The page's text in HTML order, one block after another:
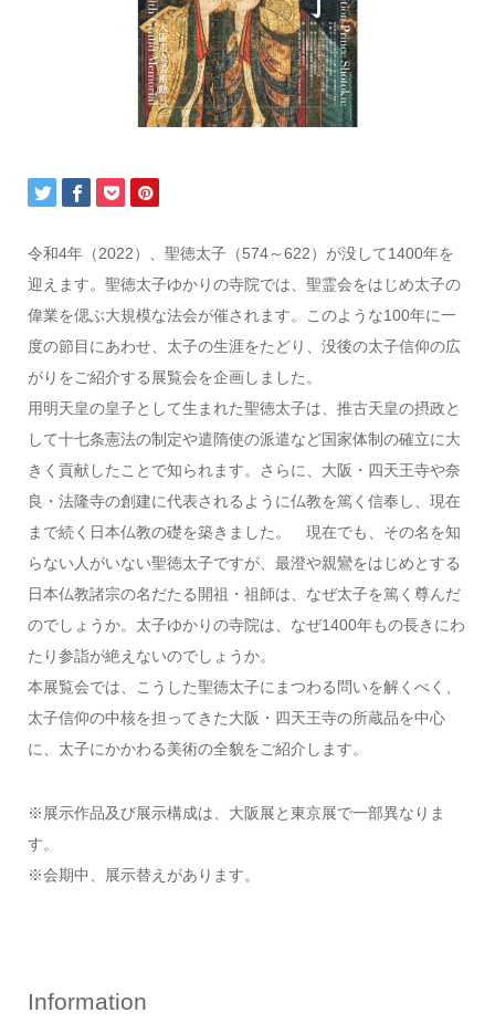
令和4年（2022）、聖徳太子（574～622）が没して1400年を
迎えます。聖徳太子ゆかりの寺院では、聖霊会をはじめ太子の
偉業を偲ぶ大規模な法会が催されます。このような100年に一
度の節目にあわせ、太子の生涯をたどり、没後の太子信仰の広
がりをご紹介する展覧会を企画しました。
用明天皇の皇子として生まれた聖徳太子は、推古天皇の摂政と
して十七条憲法の制定や遣隋使の派遣など国家体制の確立に大
きく貢献したことで知られます。さらに、大阪・四天王寺や奈
良・法隆寺の創建に代表されるように仏教を篤く信奉し、現在
まで続く日本仏教の礎を築きました。 現在でも、その名を知
らない人がいない聖徳太子ですが、最澄や親鸞をはじめとする
日本仏教諸宗の名だたる開祖・祖師は、なぜ太子を篤く尊んだ
のでしょうか。太子ゆかりの寺院は、なぜ1400年もの長きにわ
たり参詣が絶えないのでしょうか。
本展覧会では、こうした聖徳太子にまつわる問いを解くべく、
太子信仰の中核を担ってきた大阪・四天王寺の所蔵品を中心
に、太子にかかわる美術の全貌をご紹介します。
※展示作品及び展示構成は、大阪展と東京展で一部異なりま
す。
※会期中、展示替えがあります。
Information